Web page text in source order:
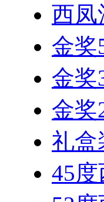
西凤
金奖
金奖
金奖
礼盒
45